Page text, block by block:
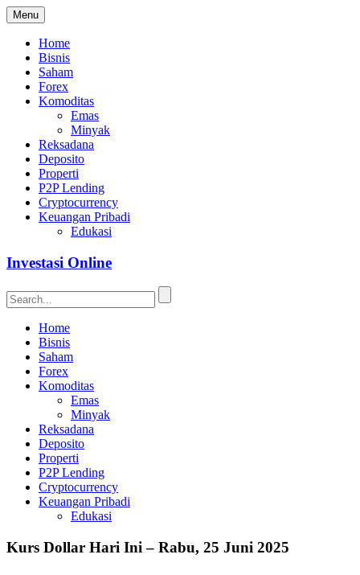
Menu
Home
Bisnis
Saham
Forex
Komoditas
Emas
Minyak
Reksadana
Deposito
Properti
P2P Lending
Cryptocurrency
Keuangan Pribadi
Edukasi
Investasi Online
Home
Bisnis
Saham
Forex
Komoditas
Emas
Minyak
Reksadana
Deposito
Properti
P2P Lending
Cryptocurrency
Keuangan Pribadi
Edukasi
Kurs Dollar Hari Ini – Rabu, 25 Juni 2025